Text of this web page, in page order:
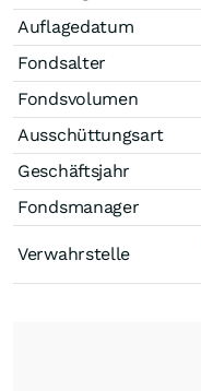
Auflagedatum
Fondsalter
Fondsvolumen
Ausschüttungsart
Geschäftsjahr
Fondsmanager
Verwahrstelle